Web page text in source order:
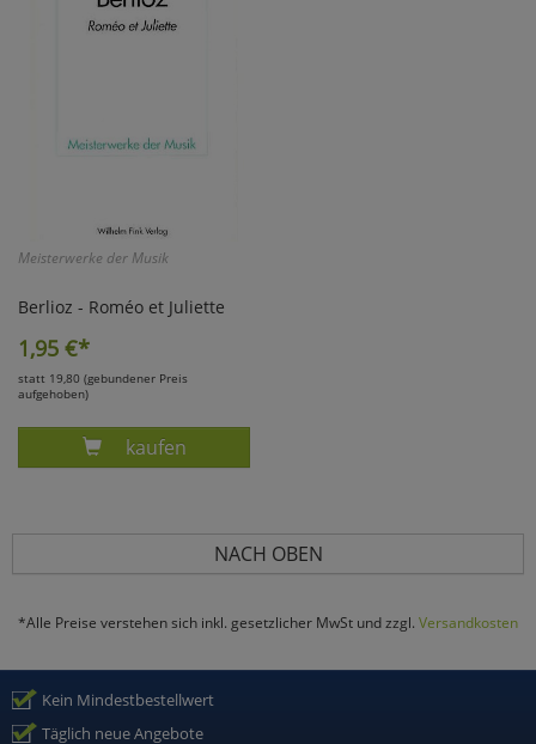
Meisterwerke der Musik
Berlioz - Roméo et Juliette
1,95 €*
statt 19,80 (gebundener Preis
aufgehoben)
Produkt SCHACHER, BERLIOZ - ROMEO ET
kaufen
NACH OBEN
*Alle Preise verstehen sich inkl. gesetzlicher MwSt und zzgl. Versandkosten
Kein Mindestbestellwert
Täglich neue Angebote
Marketing
Cookies
Einstellungen speichern